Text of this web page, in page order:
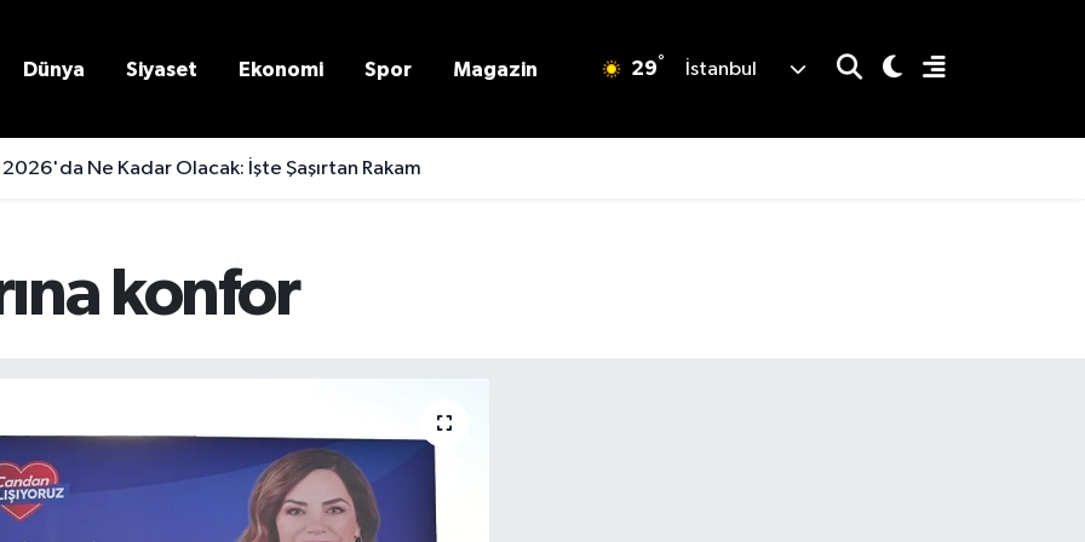
Dünya Siyaset Ekonomi Spor Magazin 29° İstanbul
Ne Kadar Olacak: İşte Şaşırtan Rakam
konfor